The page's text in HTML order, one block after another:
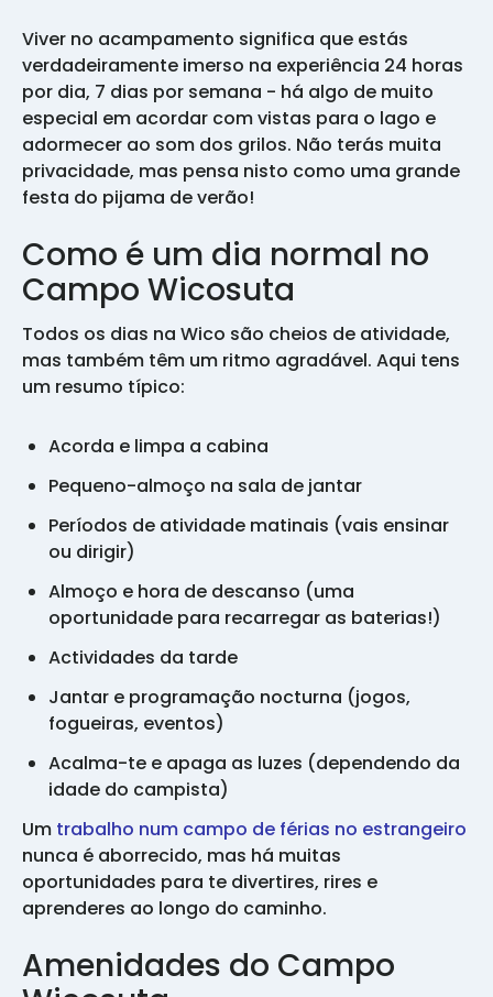
Viver no acampamento significa que estás
verdadeiramente imerso na experiência 24 horas
por dia, 7 dias por semana - há algo de muito
especial em acordar com vistas para o lago e
adormecer ao som dos grilos. Não terás muita
privacidade, mas pensa nisto como uma grande
festa do pijama de verão!
Como é um dia normal no
Campo Wicosuta
Todos os dias na Wico são cheios de atividade,
mas também têm um ritmo agradável. Aqui tens
um resumo típico:
Acorda e limpa a cabina
Pequeno-almoço na sala de jantar
Períodos de atividade matinais (vais ensinar
ou dirigir)
Almoço e hora de descanso (uma
oportunidade para recarregar as baterias!)
Actividades da tarde
Jantar e programação nocturna (jogos,
fogueiras, eventos)
Acalma-te e apaga as luzes (dependendo da
idade do campista)
Um trabalho num campo de férias no estrangeiro
nunca é aborrecido, mas há muitas
oportunidades para te divertires, rires e
aprenderes ao longo do caminho.
Amenidades do Campo